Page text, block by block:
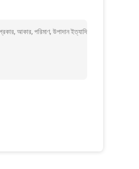
আকার, পরিমাণ, উপাদান ইত্যাদি